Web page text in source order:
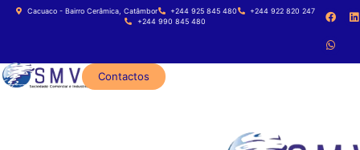
Cacuaco - Bairro Cerâmica, Catâmbor +244 925 845 480
+244 922 820 247
+244 990 845 480
Contactos